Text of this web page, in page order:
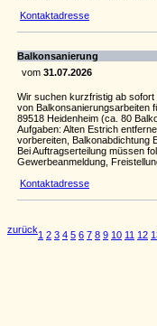
Kontaktadresse
Balkonsanierung
vom 31.07.2026
Wir suchen kurzfristig ab
von Balkonsanierungsarbeiten
89518 Heidenheim (ca. 80
Aufgaben: Alten Estrich
vorbereiten, Balkonabdichtung
Bei Auftragserteilung müssen
Gewerbeanmeldung,
Kontaktadresse
zurück1 2 3 4 5 6 7 8 9 10 11 12